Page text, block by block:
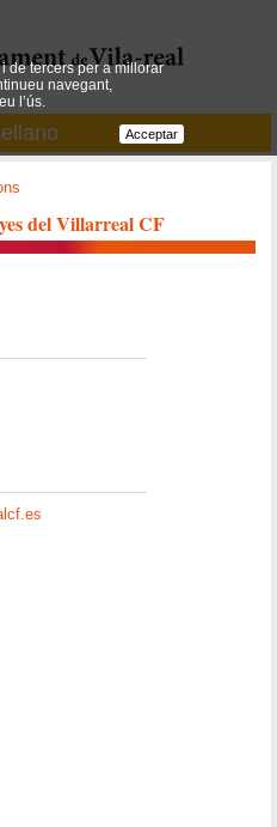
del Villarreal CF
de tercers per a millorar
navegant,
l’ús.
Acceptar